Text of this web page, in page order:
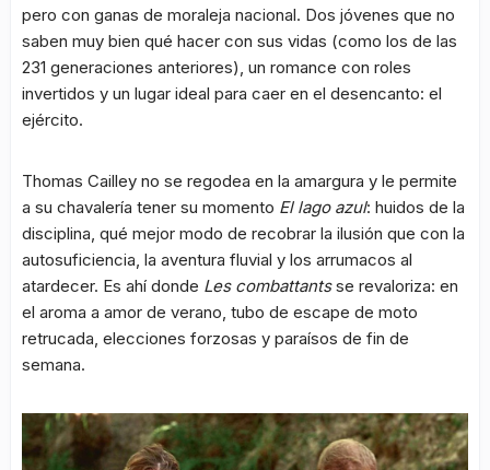
pero con ganas de moraleja nacional. Dos jóvenes que no
saben muy bien qué hacer con sus vidas (como los de las
231 generaciones anteriores), un romance con roles
invertidos y un lugar ideal para caer en el desencanto: el
ejército.
Thomas Cailley no se regodea en la amargura y le permite
a su chavalería tener su momento El lago azul: huidos de la
disciplina, qué mejor modo de recobrar la ilusión que con la
autosuficiencia, la aventura fluvial y los arrumacos al
atardecer. Es ahí donde Les combattantsse revaloriza: en
el aroma a amor de verano, tubo de escape de moto
retrucada, elecciones forzosas y paraísos de fin de
semana.